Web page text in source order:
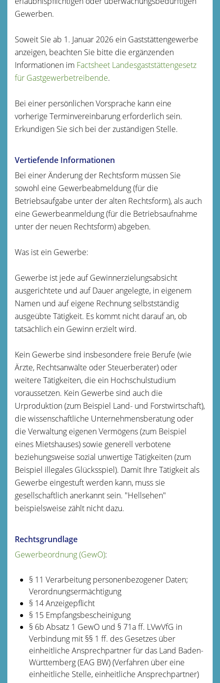
Gewerben.
Soweit Sie ab 1. Januar 2026 ein Gaststättengewerbe
anzeigen, beachten Sie bitte die ergänzenden
Informationen im Factsheet Landesgaststättengesetz
für Gastgewerbetreibende.
Bei einer persönlichen Vorsprache kann eine
vorherige Terminvereinbarung erforderlich sein.
Erkundigen Sie sich bei der zuständigen Stelle.
Vertiefende Informationen
Bei einer Änderung der Rechtsform müssen Sie
sowohl eine Gewerbeabmeldung (für die
Betriebsaufgabe unter der alten Rechtsform), als auch
eine Gewerbeanmeldung (für die Betriebsaufnahme
unter der neuen Rechtsform) abgeben.
Was ist ein Gewerbe:
Gewerbe ist jede auf Gewinnerzielungsabsicht
ausgerichtete und auf Dauer angelegte, in eigenem
Namen und auf eigene Rechnung selbstständig
ausgeübte Tätigkeit. Es kommt nicht darauf an, ob
tatsächlich ein Gewinn erzielt wird.
Kein Gewerbe sind insbesondere freie Berufe (wie
Ärzte, Rechtsanwälte oder Steuerberater) oder
weitere Tätigkeiten, die ein Hochschulstudium
voraussetzen. Kein Gewerbe sind auch die
Urproduktion (zum Beispiel Land- und Forstwirtschaft),
die wissenschaftliche Unternehmensberatung oder
die Verwaltung eigenen Vermögens (zum Beispiel
eines Mietshauses) sowie generell verbotene
beziehungsweise sozial unwertige Tätigkeiten (zum
Beispiel illegales Glücksspiel). Damit Ihre Tätigkeit als
Gewerbe eingestuft werden kann, muss sie
gesellschaftlich anerkannt sein. "Hellsehen"
beispielsweise zählt nicht dazu.
Rechtsgrundlage
Gewerbeordnung (GewO):
§ 11 Verarbeitung personenbezogener Daten;
Verordnungsermächtigung
§ 14 Anzeigepflicht
§ 15 Empfangsbescheinigung
§ 6b Absatz 1 GewO und § 71a ff. LVwVfG in
Verbindung mit §§ 1 ff. des Gesetzes über
einheitliche Ansprechpartner für das Land Baden-
Württemberg (EAG BW)(Verfahren über eine
einheitliche Stelle, einheitliche Ansprechpartner)